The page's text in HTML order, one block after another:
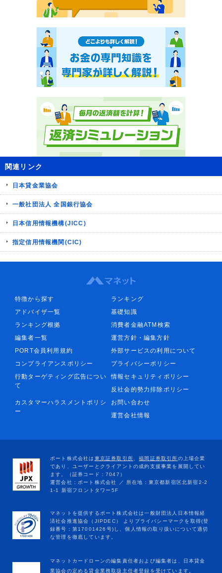
関連リンク
日本貸金業協会
一般社団法人 全国銀行協会
日本信用情報機構(JICC)
指定信用情報機関(CIC)
特徴から探す
ランキング
アドバイザ一覧
基礎知識
ランキング根拠
消費者金融ATM検索
編集者一覧
運営方針・編集方針
PORT会員利用規約
外部サービスの利用について
コンプライアンスポリシー
プライバシーポリシー
行動ターゲティング広告につい
て
情報セキュリティポリシー
反社会的勢力排除ポリシー
カスタマーハラスメントポリシ
ー
お問い合わせ
運営会社情報
マネットカードローンの編集責任者および編集者は、日本貸金
業協会の定める貸金業務取扱主任者登録を受けています。